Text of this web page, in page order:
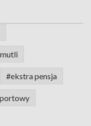
#ekstra pensja